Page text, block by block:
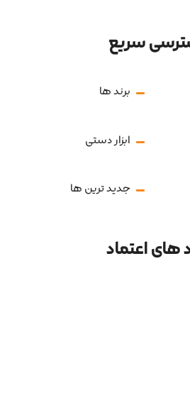
سریع
برند ها
ابزار دستی
جدید ترین ها
های اعتماد